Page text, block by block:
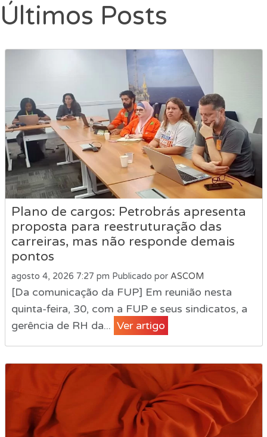
Últimos Posts
Plano de cargos: Petrobrás apresenta
proposta para reestruturação das
carreiras, mas não responde demais
pontos
agosto 4, 2026 7:27 pm Publicado por ASCOM
[Da comunicação da FUP] Em reunião nesta
quinta-feira, 30, com a FUP e seus sindicatos, a
gerência de RH da... Ver artigo